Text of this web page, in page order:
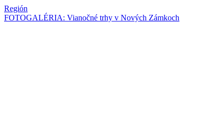
Región
FOTOGALÉRIA: Vianočné trhy v Nových Zámkoch